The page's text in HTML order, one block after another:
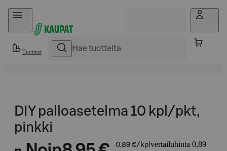
Hyppää sisältöön
Tuotteet
DIY palloasetelma 10 kpl/pkt,
pinkki
0,89 €/kpl vertailuhinta 0,89